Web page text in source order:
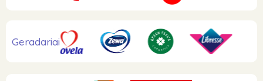
Geradariai